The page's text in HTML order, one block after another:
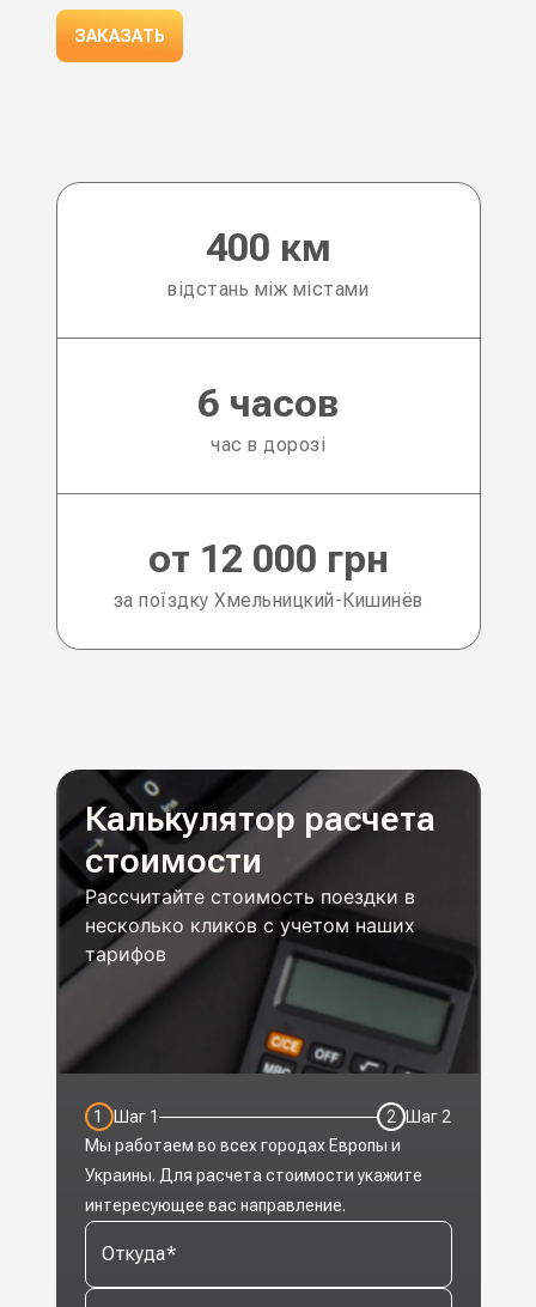
ЗАКАЗАТЬ
відстань між містами
400 км
час в дорозі
6 часов
за поїздку Хмельницкий-Кишинёв
от 12 000 грн
Калькулятор расчета
стоимости
Рассчитайте стоимость поездки в
несколько кликов с учетом наших
тарифов
1 Шаг1 2 Шаг 2
Мы работаем во всех городах Европы и
Украины. Для расчета стоимости укажите
интересующее вас направление.
Откуда*